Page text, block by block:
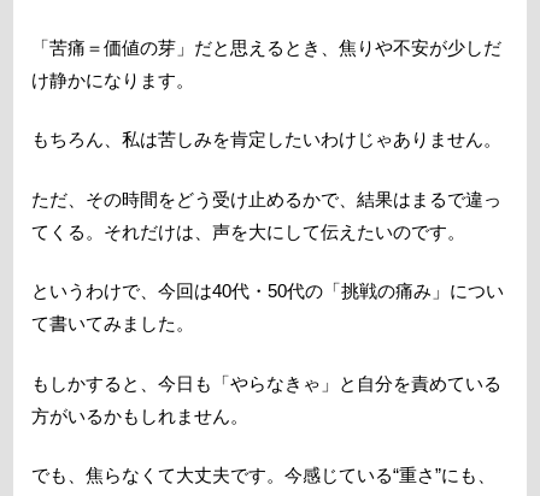
「苦痛＝価値の芽」だと思えるとき、焦りや不安が少しだ
け静かになります。
もちろん、私は苦しみを肯定したいわけじゃありません。
ただ、その時間をどう受け止めるかで、結果はまるで違っ
てくる。それだけは、声を大にして伝えたいのです。
というわけで、今回は40代・50代の「挑戦の痛み」につい
て書いてみました。
もしかすると、今日も「やらなきゃ」と自分を責めている
方がいるかもしれません。
でも、焦らなくて大丈夫です。今感じている“重さ”にも、